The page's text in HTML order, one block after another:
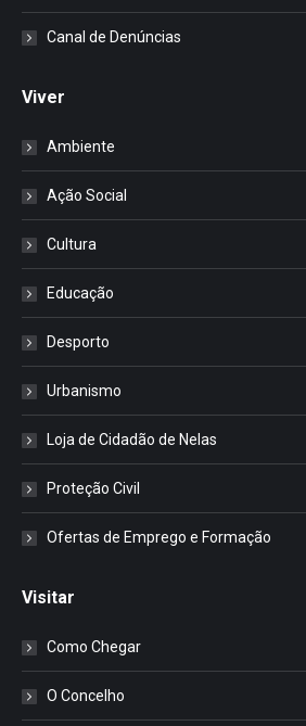
Canal de Denúncias
Viver
Ambiente
Ação Social
Cultura
Educação
Desporto
Urbanismo
Loja de Cidadão de Nelas
Proteção Civil
Ofertas de Emprego e Formação
Visitar
Como Chegar
O Concelho